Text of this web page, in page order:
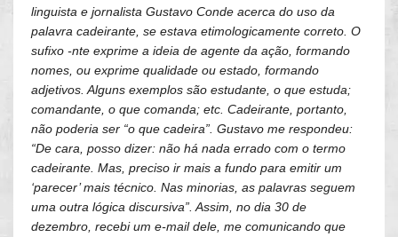
linguista e jornalista Gustavo Conde acerca do uso da
palavra cadeirante, se estava etimologicamente correto. O
sufixo -nte exprime a ideia de agente da ação, formando
nomes, ou exprime qualidade ou estado, formando
adjetivos. Alguns exemplos são estudante, o que estuda;
comandante, o que comanda; etc. Cadeirante, portanto,
não poderia ser “o que cadeira”. Gustavo me respondeu:
“De cara, posso dizer: não há nada errado com o termo
cadeirante. Mas, preciso ir mais a fundo para emitir um
‘parecer’ mais técnico. Nas minorias, as palavras seguem
uma outra lógica discursiva”. Assim, no dia 30 de
dezembro, recebi um e-mail dele, me comunicando que